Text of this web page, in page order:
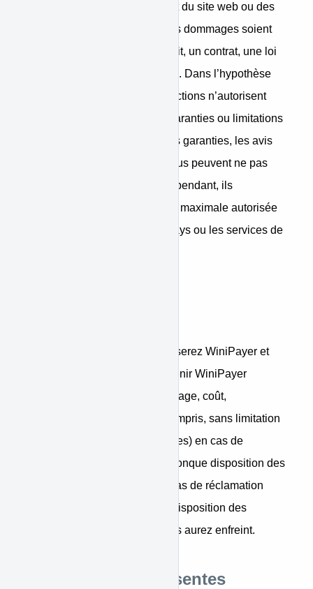
dommages ou non)) découlant du site web ou des
services de WiniPayer que ces dommages soient
basés sur une garantie, un délit, un contrat, une loi
ou toute autre théorie juridique. Dans l’hypothèse
selon laquelle, certaines juridictions n’autorisent
pas l’exclusion de certaines garanties ou limitations
sur la portée et la durée de ces garanties, les avis
de non- responsabilité ci-dessus peuvent ne pas
s’appliquer à leurs entités. Cependant, ils
s’appliqueront dans la mesure maximale autorisée
par la loi applicable dans le pays ou les services de
Par la présente, vous indemniserez WiniPayer et
vous vous engagerez à maintenir WiniPayer
indemne de toute perte, dommage, coût,
responsabilité et dépens (y compris, sans limitation
des frais juridiques raisonnables) en cas de
violation par vous d’une quelconque disposition des
présentes Conditions, ou en cas de réclamation
découlant d’une quelconque disposition des
présentes Conditions que vous aurez enfreint.
Violations des présentes